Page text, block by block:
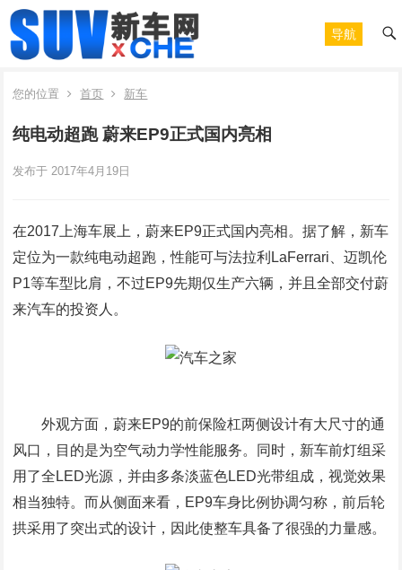
导航
您的位置 首页 新车
纯电动超跑 蔚来EP9正式国内亮相
发布于 2017年4月19日
在2017上海车展上，蔚来EP9正式国内亮相。据了解，新车
定位为一款纯电动超跑，性能可与法拉利LaFerrari、迈凯伦
P1等车型比肩，不过EP9先期仅生产六辆，并且全部交付蔚
来汽车的投资人。
外观方面，蔚来EP9的前保险杠两侧设计有大尺寸的通
风口，目的是为空气动力学性能服务。同时，新车前灯组采
用了全LED光源，并由多条淡蓝色LED光带组成，视觉效果
相当独特。而从侧面来看，EP9车身比例协调匀称，前后轮
拱采用了突出式的设计，因此使整车具备了很强的力量感。